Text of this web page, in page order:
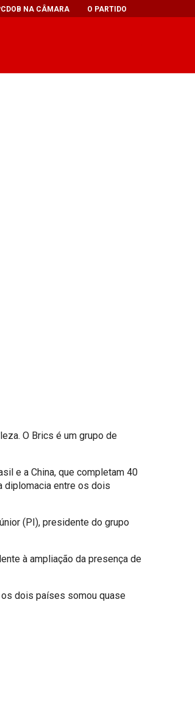
NA CÂMARA O PARTIDO
O Brics é um grupo de
e a China, que completam 40
diplomacia entre os dois
(PI), presidente do grupo
à ampliação da presença de
dois países somou quase